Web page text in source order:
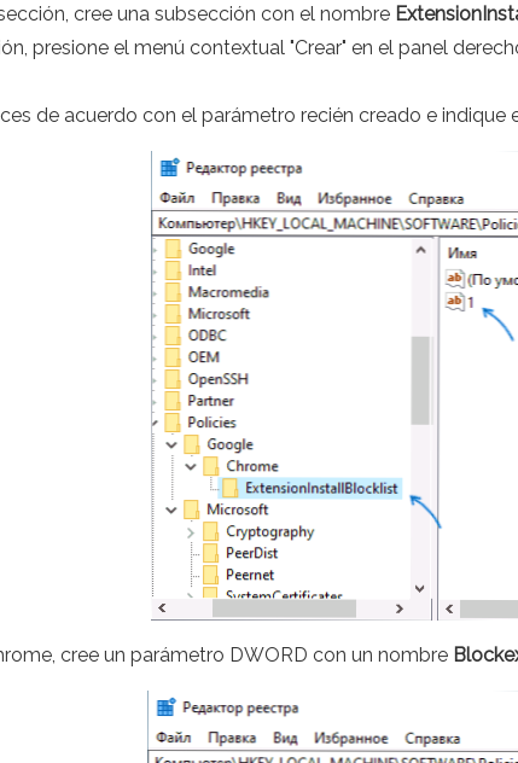
cree una subsección con el nombre
presione el menú contextual "Crear" en el panel
de acuerdo con el parámetro recién creado e indique
cree un parámetro DWORD con un nombre